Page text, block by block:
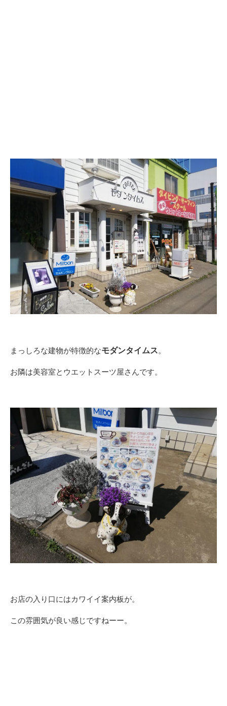
まっしろな建物が特徴的なモダンタイムス。
お隣は美容室とウエットスーツ屋さんです。
お店の入り口にはカワイイ案内板が。
この雰囲気が良い感じですねーー。